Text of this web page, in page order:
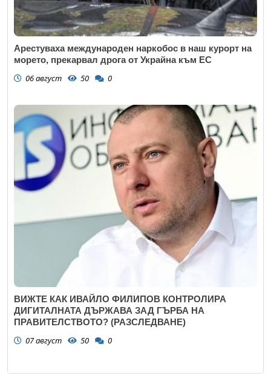
Арестуваха международен наркобос в наш курорт на
морето, прекарвал дрога от Украйна към ЕС
06 август 50 0
ВИЖТЕ КАК ИВАЙЛО ФИЛИПОВ КОНТРОЛИРА
ДИГИТАЛНАТА ДЪРЖАВА ЗАД ГЪРБА НА
ПРАВИТЕЛСТВОТО? (РАЗСЛЕДВАНЕ)
07 август 50 0